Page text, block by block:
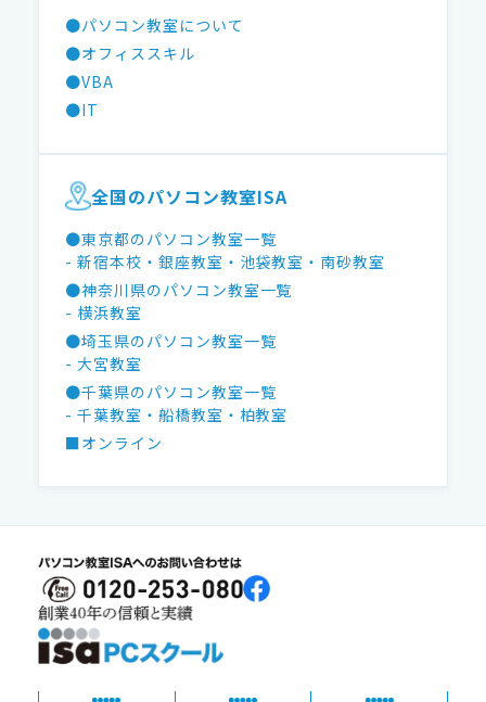
●パソコン教室について
●オフィススキル
●VBA
●IT
全国のパソコン教室ISA
●東京都のパソコン教室一覧
- 新宿本校 ・銀座教室 ・池袋教室 ・南砂教室
●神奈川県のパソコン教室一覧
- 横浜教室
●埼玉県のパソコン教室一覧
- 大宮教室
●千葉県のパソコン教室一覧
- 千葉教室 ・船橋教室 ・柏教室
■オンライン